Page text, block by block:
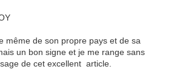
même de son propre pays et de sa
un bon signe et je me range sans
de cet excellent article.